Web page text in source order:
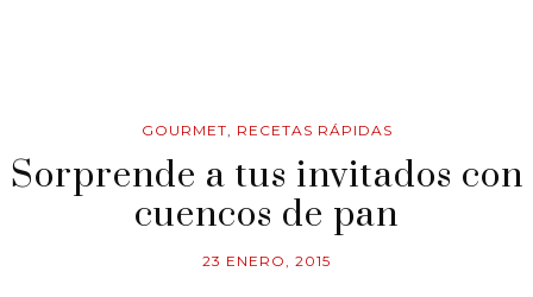
GOURMET, RECETAS RÁPIDAS
Sorprende a tus invitados con
cuencos de pan
23 ENERO, 2015